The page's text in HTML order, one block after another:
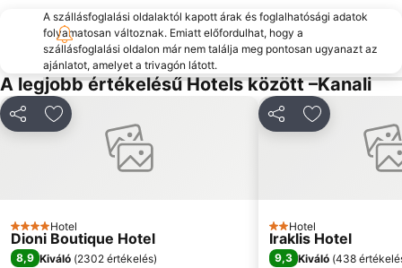
A szállásfoglalási oldalaktól kapott árak és foglalhatósági adatok
folyamatosan változnak. Emiatt előfordulhat, hogy a
szállásfoglalási oldalon már nem találja meg pontosan ugyanazt az
ajánlatot, amelyet a trivagón látott.
A legjobb értékelésű Hotels között –Kanali
MegosztásHozzáadás a kedvencekhez
4 Kategória
Hotel
Dioni Boutique Hotel
8,9 Kiváló (2302 értékelés)
MegosztásHozzáadás
2 Kategória
Hotel
Iraklis Hotel
9,3 Kiváló (438